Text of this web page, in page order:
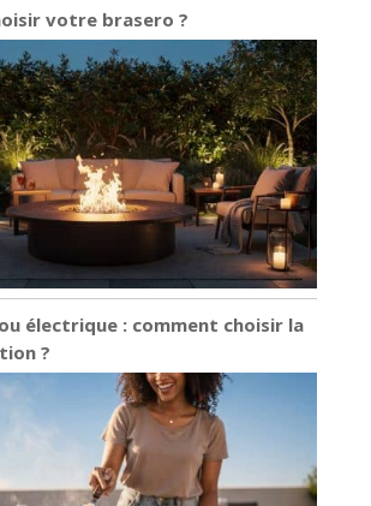
votre brasero ?
électrique : comment choisir la
?